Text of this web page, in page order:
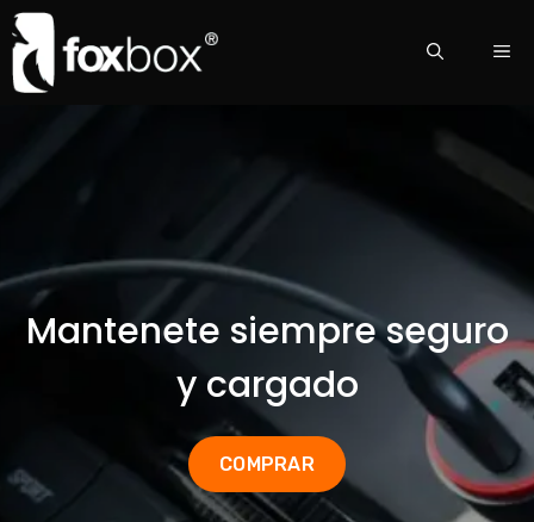
Mantenete siempre seguro
y cargado
COMPRAR